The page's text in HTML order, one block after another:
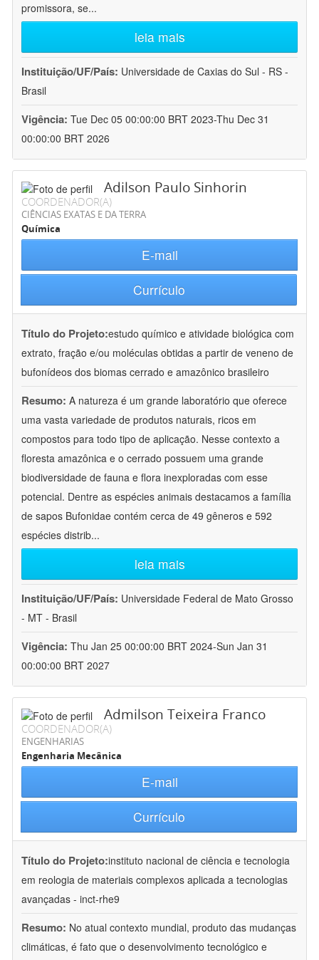
promissora, se...
leia mais
Instituição/UF/País: Universidade de Caxias do Sul - RS -
Brasil
Vigência: Tue Dec 05 00:00:00 BRT 2023-Thu Dec 31
00:00:00 BRT 2026
Adilson Paulo Sinhorin
COORDENADOR(A)
CIÊNCIAS EXATAS E DA TERRA
Química
E-mail
Currículo
Título do Projeto:estudo químico e atividade biológica com
extrato, fração e/ou moléculas obtidas a partir de veneno de
bufonídeos dos biomas cerrado e amazônico brasileiro
Resumo: A natureza é um grande laboratório que oferece
uma vasta variedade de produtos naturais, ricos em
compostos para todo tipo de aplicação. Nesse contexto a
floresta amazônica e o cerrado possuem uma grande
biodiversidade de fauna e flora inexploradas com esse
potencial. Dentre as espécies animais destacamos a família
de sapos Bufonidae contém cerca de 49 gêneros e 592
espécies distrib...
leia mais
Instituição/UF/País: Universidade Federal de Mato Grosso
- MT - Brasil
Vigência: Thu Jan 25 00:00:00 BRT 2024-Sun Jan 31
00:00:00 BRT 2027
Admilson Teixeira Franco
COORDENADOR(A)
ENGENHARIAS
Engenharia Mecânica
E-mail
Currículo
Título do Projeto:instituto nacional de ciência e tecnologia
em reologia de materiais complexos aplicada a tecnologias
avançadas - inct-rhe9
Resumo: No atual contexto mundial, produto das mudanças
climáticas, é fato que o desenvolvimento tecnológico e